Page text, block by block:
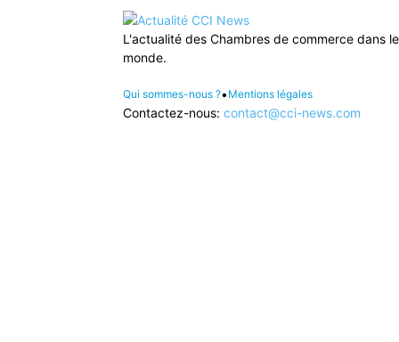
L'actualité des Chambres de commerce dans le
monde.
Qui sommes-nous ?• Mentions légales
Contactez-nous: contact@cci-news.com